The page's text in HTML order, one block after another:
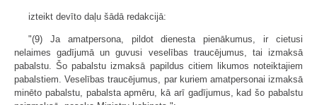
izteikt devīto daļu šādā redakcijā:
"(9) Ja amatpersona, pildot dienesta pienākumus, ir cietusi
nelaimes gadījumā un guvusi veselības traucējumus, tai izmaksā
pabalstu. Šo pabalstu izmaksā papildus citiem likumos noteiktajiem
pabalstiem. Veselības traucējumus, par kuriem amatpersonai izmaksā
minēto pabalstu, pabalsta apmēru, kā arī gadījumus, kad šo pabalstu